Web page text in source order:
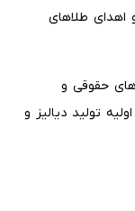
از روسیه و اهدای طلاهای
حقوقی و
تولید دیالیز و